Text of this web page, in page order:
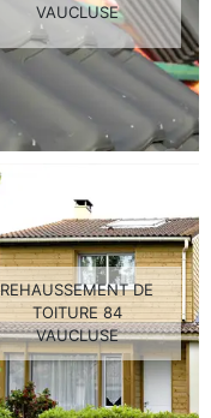
VAUCLUSE
REHAUSSEMENT DE
TOITURE 84
VAUCLUSE